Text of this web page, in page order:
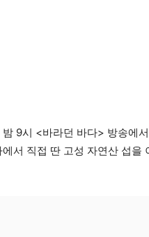
9시 <바라던 바다> 방송에
서 직접 딴 고성 자연산 섭을